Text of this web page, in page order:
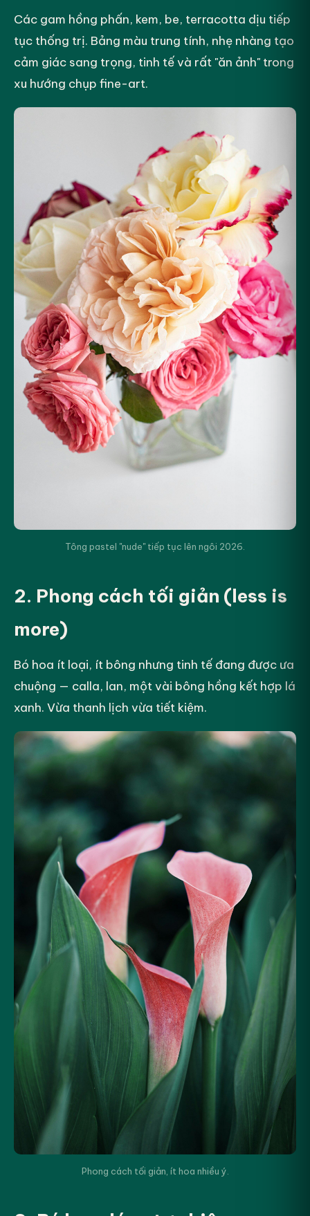
Các gam hồng phấn, kem, be, terracotta dịu tiếp
tục thống trị. Bảng màu trung tính, nhẹ nhàng tạo
cảm giác sang trọng, tinh tế và rất "ăn ảnh" trong
xu hướng chụp fine-art.
Tông pastel "nude" tiếp tục lên ngôi 2026.
2. Phong cách tối giản (less is
more)
Bó hoa ít loại, ít bông nhưng tinh tế đang được ưa
chuộng — calla, lan, một vài bông hồng kết hợp lá
xanh. Vừa thanh lịch vừa tiết kiệm.
Phong cách tối giản, ít hoa nhiều ý.